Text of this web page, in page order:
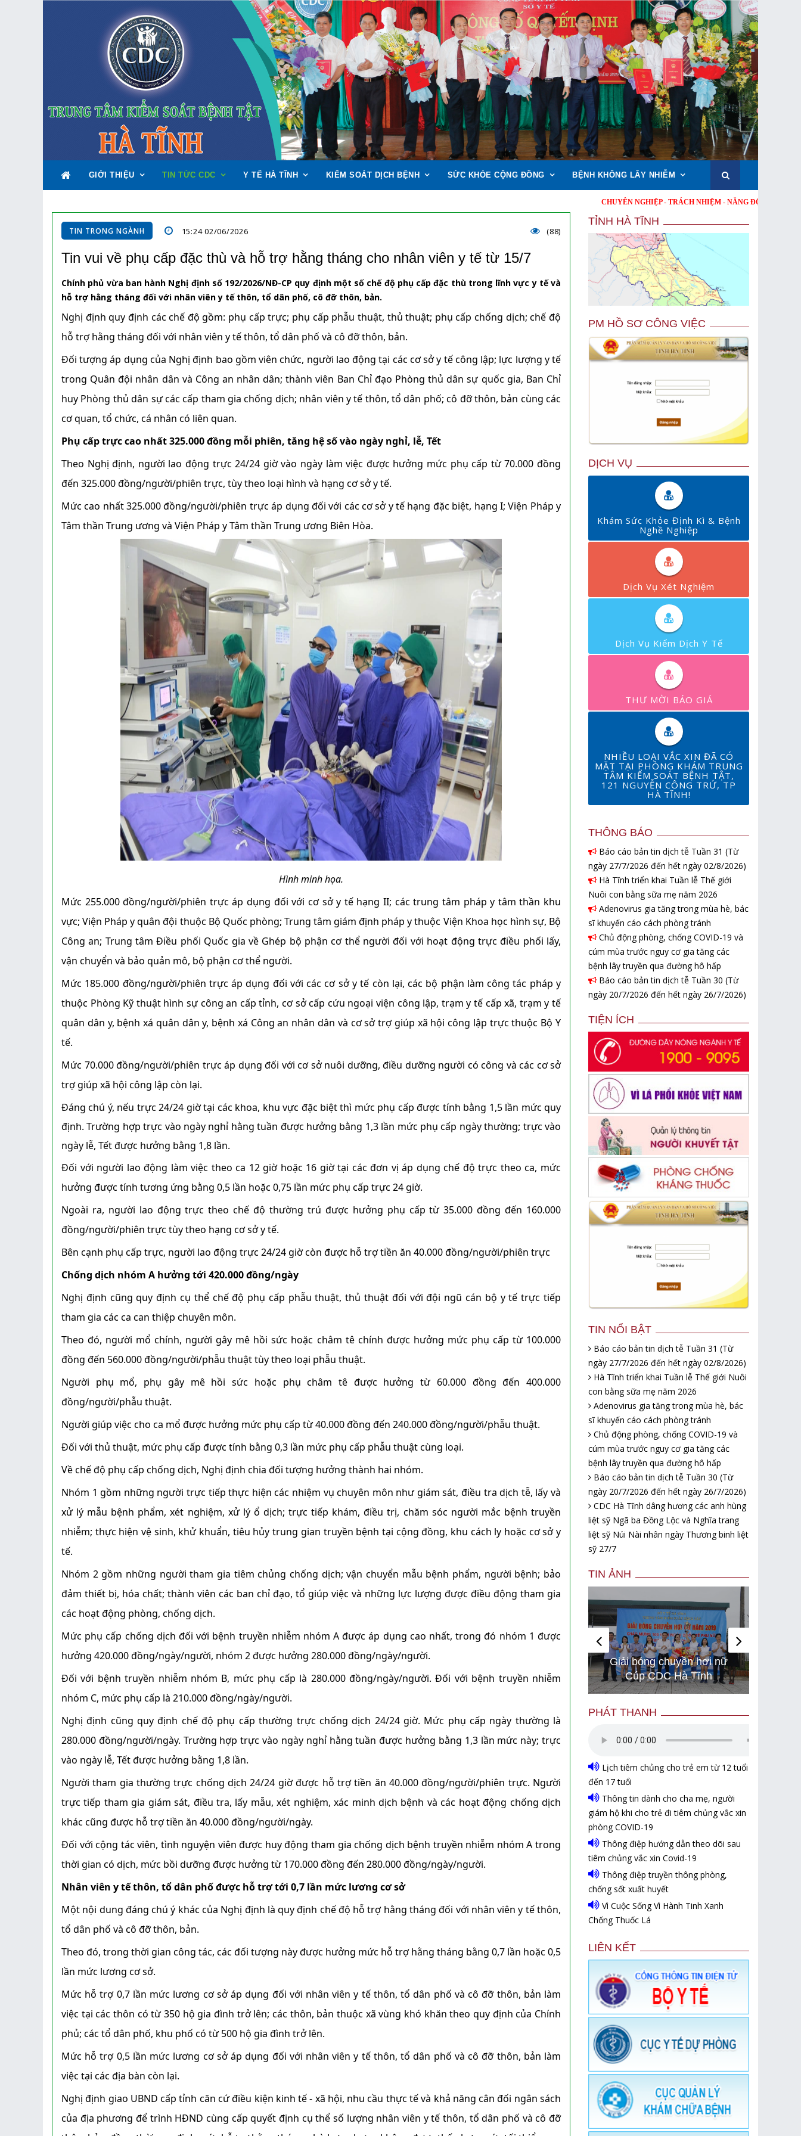
GIỚI THIỆU TIN TỨC CDC Y TẾ HÀ TĨNH KIỂM SOÁT DỊCH BỆNH SỨC KHỎE CỘNG ĐỒNG BỆNH KHÔNG LÂY NHIỄM
CHUYÊN NGHIỆP - TRÁCH NHIỆM - NĂNG ĐỘNG - MINH BẠCH -
TIN TRONG NGÀNH 15:24 02/06/2026 (88)
Tin vui về phụ cấp đặc thù và hỗ trợ hằng tháng cho nhân viên y tế từ 15/7
Chính phủ vừa ban hành Nghị định số 192/2026/NĐ-CP quy định một số chế độ phụ cấp đặc thù trong lĩnh vực y tế và
hỗ trợ hằng tháng đối với nhân viên y tế thôn, tổ dân phố, cô đỡ thôn, bản.
Nghị định quy định các chế độ gồm: phụ cấp trực; phụ cấp phẫu thuật, thủ thuật; phụ cấp chống dịch; chế độ
hỗ trợ hằng tháng đối với nhân viên y tế thôn, tổ dân phố và cô đỡ thôn, bản.
Đối tượng áp dụng của Nghị định bao gồm viên chức, người lao động tại các cơ sở y tế công lập; lực lượng y tế
trong Quân đội nhân dân và Công an nhân dân; thành viên Ban Chỉ đạo Phòng thủ dân sự quốc gia, Ban Chỉ
huy Phòng thủ dân sự các cấp tham gia chống dịch; nhân viên y tế thôn, tổ dân phố; cô đỡ thôn, bản cùng các
cơ quan, tổ chức, cá nhân có liên quan.
Phụ cấp trực cao nhất 325.000 đồng mỗi phiên, tăng hệ số vào ngày nghỉ, lễ, Tết
Theo Nghị định, người lao động trực 24/24 giờ vào ngày làm việc được hưởng mức phụ cấp từ 70.000 đồng
đến 325.000 đồng/người/phiên trực, tùy theo loại hình và hạng cơ sở y tế.
Mức cao nhất 325.000 đồng/người/phiên trực áp dụng đối với các cơ sở y tế hạng đặc biệt, hạng I; Viện Pháp y
Tâm thần Trung ương và Viện Pháp y Tâm thần Trung ương Biên Hòa.
Hình minh họa.
Mức 255.000 đồng/người/phiên trực áp dụng đối với cơ sở y tế hạng II; các trung tâm pháp y tâm thần khu
vực; Viện Pháp y quân đội thuộc Bộ Quốc phòng; Trung tâm giám định pháp y thuộc Viện Khoa học hình sự, Bộ
Công an; Trung tâm Điều phối Quốc gia về Ghép bộ phận cơ thể người đối với hoạt động trực điều phối lấy,
vận chuyển và bảo quản mô, bộ phận cơ thể người.
Mức 185.000 đồng/người/phiên trực áp dụng đối với các cơ sở y tế còn lại, các bộ phận làm công tác pháp y
thuộc Phòng Kỹ thuật hình sự công an cấp tỉnh, cơ sở cấp cứu ngoại viện công lập, trạm y tế cấp xã, trạm y tế
quân dân y, bệnh xá quân dân y, bệnh xá Công an nhân dân và cơ sở trợ giúp xã hội công lập trực thuộc Bộ Y
tế.
Mức 70.000 đồng/người/phiên trực áp dụng đối với cơ sở nuôi dưỡng, điều dưỡng người có công và các cơ sở
trợ giúp xã hội công lập còn lại.
Đáng chú ý, nếu trực 24/24 giờ tại các khoa, khu vực đặc biệt thì mức phụ cấp được tính bằng 1,5 lần mức quy
định. Trường hợp trực vào ngày nghỉ hằng tuần được hưởng bằng 1,3 lần mức phụ cấp ngày thường; trực vào
ngày lễ, Tết được hưởng bằng 1,8 lần.
Đối với người lao động làm việc theo ca 12 giờ hoặc 16 giờ tại các đơn vị áp dụng chế độ trực theo ca, mức
hưởng được tính tương ứng bằng 0,5 lần hoặc 0,75 lần mức phụ cấp trực 24 giờ.
Ngoài ra, người lao động trực theo chế độ thường trú được hưởng phụ cấp từ 35.000 đồng đến 160.000
đồng/người/phiên trực tùy theo hạng cơ sở y tế.
Bên cạnh phụ cấp trực, người lao động trực 24/24 giờ còn được hỗ trợ tiền ăn 40.000 đồng/người/phiên trực
Chống dịch nhóm A hưởng tới 420.000 đồng/ngày
Nghị định cũng quy định cụ thể chế độ phụ cấp phẫu thuật, thủ thuật đối với đội ngũ cán bộ y tế trực tiếp
tham gia các ca can thiệp chuyên môn.
Theo đó, người mổ chính, người gây mê hồi sức hoặc châm tê chính được hưởng mức phụ cấp từ 100.000
đồng đến 560.000 đồng/người/phẫu thuật tùy theo loại phẫu thuật.
Người phụ mổ, phụ gây mê hồi sức hoặc phụ châm tê được hưởng từ 60.000 đồng đến 400.000
đồng/người/phẫu thuật.
Người giúp việc cho ca mổ được hưởng mức phụ cấp từ 40.000 đồng đến 240.000 đồng/người/phẫu thuật.
Đối với thủ thuật, mức phụ cấp được tính bằng 0,3 lần mức phụ cấp phẫu thuật cùng loại.
Về chế độ phụ cấp chống dịch, Nghị định chia đối tượng hưởng thành hai nhóm.
Nhóm 1 gồm những người trực tiếp thực hiện các nhiệm vụ chuyên môn như giám sát, điều tra dịch tễ, lấy và
xử lý mẫu bệnh phẩm, xét nghiệm, xử lý ổ dịch; trực tiếp khám, điều trị, chăm sóc người mắc bệnh truyền
nhiễm; thực hiện vệ sinh, khử khuẩn, tiêu hủy trung gian truyền bệnh tại cộng đồng, khu cách ly hoặc cơ sở y
tế.
Nhóm 2 gồm những người tham gia tiêm chủng chống dịch; vận chuyển mẫu bệnh phẩm, người bệnh; bảo
đảm thiết bị, hóa chất; thành viên các ban chỉ đạo, tổ giúp việc và những lực lượng được điều động tham gia
các hoạt động phòng, chống dịch.
Mức phụ cấp chống dịch đối với bệnh truyền nhiễm nhóm A được áp dụng cao nhất, trong đó nhóm 1 được
hưởng 420.000 đồng/ngày/người, nhóm 2 được hưởng 280.000 đồng/ngày/người.
Đối với bệnh truyền nhiễm nhóm B, mức phụ cấp là 280.000 đồng/ngày/người. Đối với bệnh truyền nhiễm
nhóm C, mức phụ cấp là 210.000 đồng/ngày/người.
Nghị định cũng quy định chế độ phụ cấp thường trực chống dịch 24/24 giờ. Mức phụ cấp ngày thường là
280.000 đồng/người/ngày. Trường hợp trực vào ngày nghỉ hằng tuần được hưởng bằng 1,3 lần mức này; trực
vào ngày lễ, Tết được hưởng bằng 1,8 lần.
Người tham gia thường trực chống dịch 24/24 giờ được hỗ trợ tiền ăn 40.000 đồng/người/phiên trực. Người
trực tiếp tham gia giám sát, điều tra, lấy mẫu, xét nghiệm, xác minh dịch bệnh và các hoạt động chống dịch
khác cũng được hỗ trợ tiền ăn 40.000 đồng/người/ngày.
Đối với cộng tác viên, tình nguyện viên được huy động tham gia chống dịch bệnh truyền nhiễm nhóm A trong
thời gian có dịch, mức bồi dưỡng được hưởng từ 170.000 đồng đến 280.000 đồng/ngày/người.
Nhân viên y tế thôn, tổ dân phố được hỗ trợ tới 0,7 lần mức lương cơ sở
Một nội dung đáng chú ý khác của Nghị định là quy định chế độ hỗ trợ hằng tháng đối với nhân viên y tế thôn,
tổ dân phố và cô đỡ thôn, bản.
Theo đó, trong thời gian công tác, các đối tượng này được hưởng mức hỗ trợ hằng tháng bằng 0,7 lần hoặc 0,5
lần mức lương cơ sở.
Mức hỗ trợ 0,7 lần mức lương cơ sở áp dụng đối với nhân viên y tế thôn, tổ dân phố và cô đỡ thôn, bản làm
việc tại các thôn có từ 350 hộ gia đình trở lên; các thôn, bản thuộc xã vùng khó khăn theo quy định của Chính
phủ; các tổ dân phố, khu phố có từ 500 hộ gia đình trở lên.
Mức hỗ trợ 0,5 lần mức lương cơ sở áp dụng đối với nhân viên y tế thôn, tổ dân phố và cô đỡ thôn, bản làm
việc tại các địa bàn còn lại.
Nghị định giao UBND cấp tỉnh căn cứ điều kiện kinh tế - xã hội, nhu cầu thực tế và khả năng cân đối ngân sách
của địa phương để trình HĐND cùng cấp quyết định cụ thể số lượng nhân viên y tế thôn, tổ dân phố và cô đỡ
TỈNH HÀ TĨNH
PM HỒ SƠ CÔNG VIỆC
DỊCH VỤ
Khám Sức Khỏe Định Kì & Bệnh
Nghề Nghiệp
Dịch Vụ Xét Nghiệm
Dịch Vụ Kiểm Dịch Y Tế
THƯ MỜI BÁO GIÁ
NHIỀU LOẠI VẮC XIN ĐÃ CÓ
MẶT TẠI PHÒNG KHÁM TRUNG
TÂM KIỂM SOÁT BỆNH TẬT,
121 NGUYỄN CÔNG TRỨ, TP
HÀ TĨNH!
THÔNG BÁO
Báo cáo bản tin dịch tễ Tuần 31 (Từ
ngày 27/7/2026 đến hết ngày 02/8/2026)
Hà Tĩnh triển khai Tuần lễ Thế giới
Nuôi con bằng sữa mẹ năm 2026
Adenovirus gia tăng trong mùa hè, bác
sĩ khuyến cáo cách phòng tránh
Chủ động phòng, chống COVID-19 và
cúm mùa trước nguy cơ gia tăng các
bệnh lây truyền qua đường hô hấp
Báo cáo bản tin dịch tễ Tuần 30 (Từ
ngày 20/7/2026 đến hết ngày 26/7/2026)
TIỆN ÍCH
TIN NỔI BẬT
Báo cáo bản tin dịch tễ Tuần 31 (Từ
ngày 27/7/2026 đến hết ngày 02/8/2026)
Hà Tĩnh triển khai Tuần lễ Thế giới Nuôi
con bằng sữa mẹ năm 2026
Adenovirus gia tăng trong mùa hè, bác
sĩ khuyến cáo cách phòng tránh
Chủ động phòng, chống COVID-19 và
cúm mùa trước nguy cơ gia tăng các
bệnh lây truyền qua đường hô hấp
Báo cáo bản tin dịch tễ Tuần 30 (Từ
ngày 20/7/2026 đến hết ngày 26/7/2026)
CDC Hà Tĩnh dâng hương các anh hùng
liệt sỹ Ngã ba Đồng Lộc và Nghĩa trang
liệt sỹ Núi Nài nhân ngày Thương binh liệt
sỹ 27/7
TIN ẢNH
gây bão mạng với tài lướt
sóng như “dân chơi”
vệ môi trường ở Israel
Giải bóng chuyền hơi nữ
Cúp CDC Hà Tĩnh
PHÁT THANH
Lịch tiêm chủng cho trẻ em từ 12 tuổi
đến 17 tuổi
Thông tin dành cho cha mẹ, người
giám hộ khi cho trẻ đi tiêm chủng vắc xin
phòng COVID-19
Thông điệp hướng dẫn theo dõi sau
tiêm chủng vắc xin Covid-19
Thông điệp truyền thông phòng,
chống sốt xuất huyết
Vì Cuộc Sống Vì Hành Tinh Xanh
Chống Thuốc Lá
LIÊN KẾT